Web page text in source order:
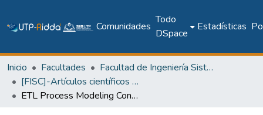
Comunidades
Todo
DSpace
Estadísticas
Inicio Facultades
Facultad de Ingeniería Sistemas Computacionales
[FISC]-Artículos científicos y académicos
ETL Process Modeling Conceptual for Data Warehouses: A Systematic Mapping Study